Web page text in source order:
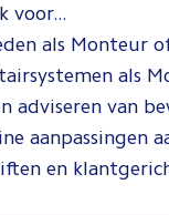
voor...
als Monteur
als
adviseren van
aanpassingen
en